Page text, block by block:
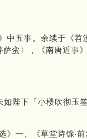
中五事。余续于《苕
蛮〉，《南唐近事
陛下『小楼吹彻玉
一、《草堂诗馀‧